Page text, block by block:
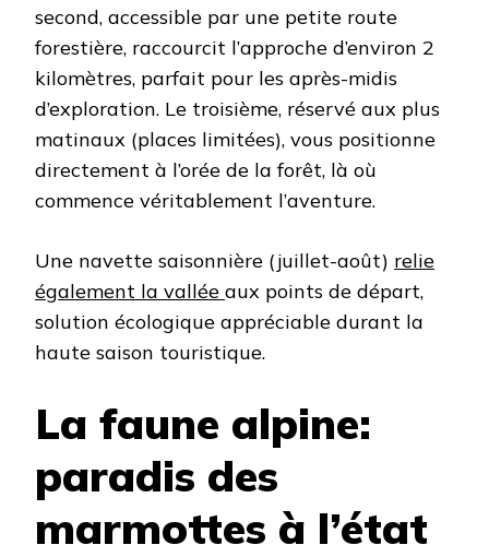
second, accessible par une petite route
forestière, raccourcit l’approche d’environ 2
kilomètres, parfait pour les après-midis
d’exploration. Le troisième, réservé aux plus
matinaux (places limitées), vous positionne
directement à l’orée de la forêt, là où
commence véritablement l’aventure.
Une navette saisonnière (juillet-août) relie
également la vallée aux points de départ,
solution écologique appréciable durant la
haute saison touristique.
La faune alpine:
paradis des
marmottes à l’état